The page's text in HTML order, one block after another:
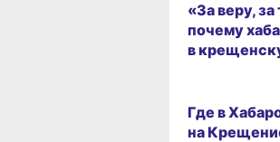
«За веру,
почему
в
Где в
на